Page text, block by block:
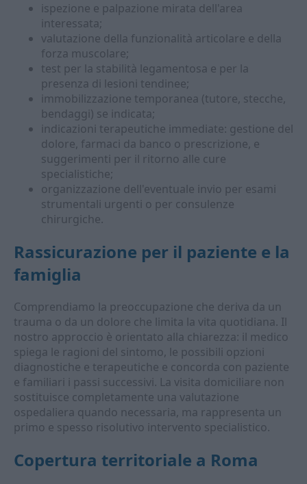
ispezione e palpazione mirata dell'area
interessata;
valutazione della funzionalità articolare e della
forza muscolare;
test per la stabilità legamentosa e per la
presenza di lesioni tendinee;
immobilizzazione temporanea (tutore, stecche,
bendaggi) se indicata;
indicazioni terapeutiche immediate: gestione del
dolore, farmaci da banco o prescrizione, e
suggerimenti per il ritorno alle cure
specialistiche;
organizzazione dell'eventuale invio per esami
strumentali urgenti o per consulenze
chirurgiche.
Rassicurazione per il paziente e la
famiglia
Comprendiamo la preoccupazione che deriva da un
trauma o da un dolore che limita la vita quotidiana. Il
nostro approccio è orientato alla chiarezza: il medico
spiega le ragioni del sintomo, le possibili opzioni
diagnostiche e terapeutiche e concorda con paziente
e familiari i passi successivi. La visita domiciliare non
sostituisce completamente una valutazione
ospedaliera quando necessaria, ma rappresenta un
primo e spesso risolutivo intervento specialistico.
Copertura territoriale a Roma